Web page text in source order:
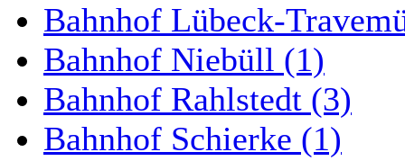
Bahnhof Lübeck-
Bahnhof Niebüll (1)
Bahnhof Rahlstedt (3)
Bahnhof Schierke (1)